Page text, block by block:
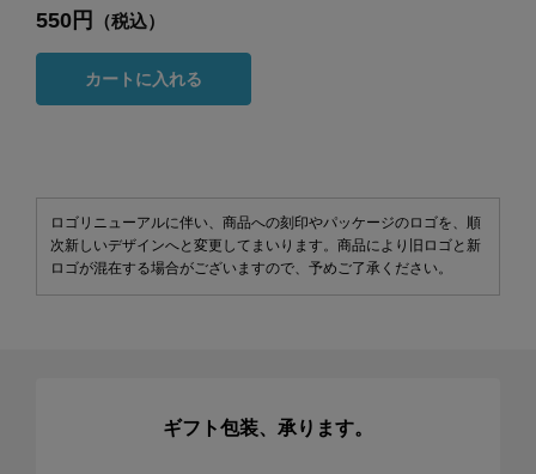
550円 （税込）
カートに入れる
ロゴリニューアルに伴い、商品への刻印やパッケージのロゴを、順
次新しいデザインへと変更してまいります。商品により旧ロゴと新
ロゴが混在する場合がございますので、予めご了承ください。
ギフト包装、承ります。